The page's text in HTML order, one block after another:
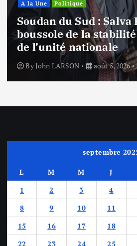
Soudan : Mohamed
les ambitions du
gouvernement pour
l’autorité de l’État
ByJohn LARSON août 5, 2026
septembre
L M M J
1
2 3 4
8
9 10 11
15
16 17 18
22
23 24 25